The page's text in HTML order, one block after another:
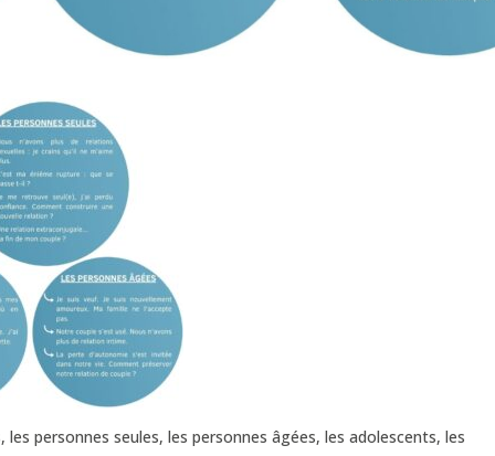
personnes seules, les personnes âgées, les adolescents, les